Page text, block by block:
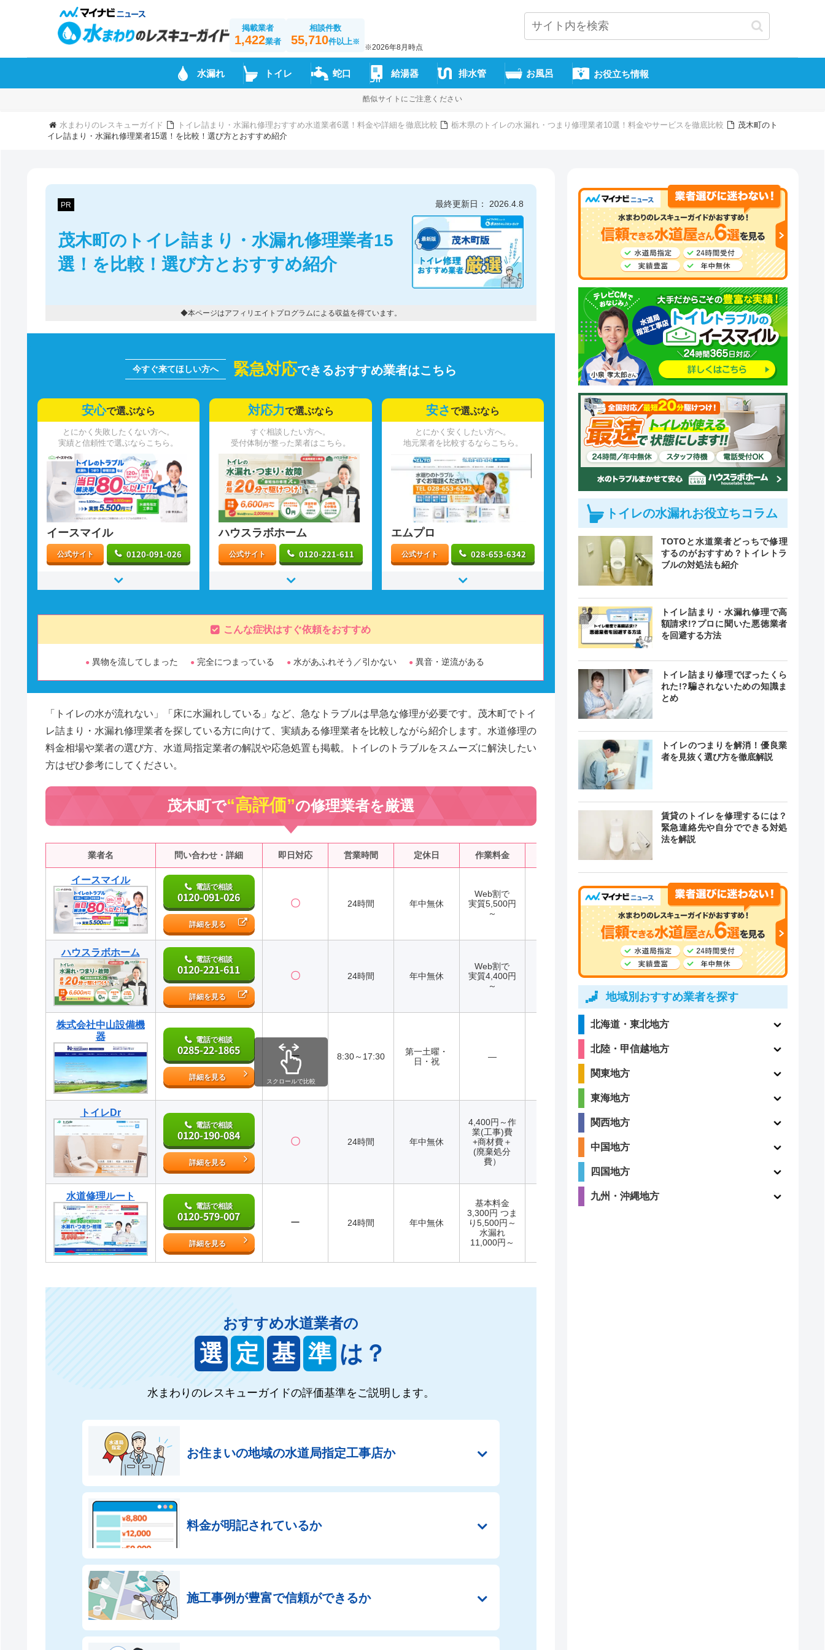
掲載業者
1,422業者
相談件数
55,710件以上※
※2026年8月時点
水漏れ トイレ 蛇口 給湯器 排水管 お風呂 お役立ち情報
酷似サイトにご注意ください
水まわりのレスキューガイド トイレ詰まり・水漏れ修理おすすめ水道業者6選！料金や詳細を徹底比較 栃木県のトイレの水漏れ・つまり修理業者10選！料金やサービスを徹底比較
茂木町のト
イレ詰まり・水漏れ修理業者15選！を比較！選び方とおすすめ紹介
PR
茂木町のトイレ詰まり・水漏れ修理業者15
選！を比較！選び方とおすすめ紹介
最終更新日： 2026.4.8
◆本ページはアフィリエイトプログラムによる収益を得ています。
緊急対応できるおすすめ業者はこちら
安心で選ぶなら
とにかく失敗したくない方へ。
実績と信頼性で選ぶならこちら。
イースマイル
公式サイト 0120-091-026
対応力で選ぶなら
すぐ相談したい方へ。
受付体制が整った業者はこちら。
ハウスラボホーム
公式サイト 0120-221-611
安さで選ぶなら
とにかく安くしたい方へ。
地元業者を比較するならこちら。
エムプロ
公式サイト 028-653-6342
こんな症状はすぐ依頼をおすすめ
異物を流してしまった 完全につまっている 水があふれそう／引かない 異音・逆流がある
「トイレの水が流れない」「床に水漏れしている」など、急なトラブルは早急な修理が必要です。茂木町でトイ
レ詰まり・水漏れ修理業者を探している方に向けて、実績ある修理業者を比較しながら紹介します。水道修理の
料金相場や業者の選び方、水道局指定業者の解説や応急処置も掲載。トイレのトラブルをスムーズに解決したい
方はぜひ参考にしてください。
茂木町で“高評価”の修理業者を厳選
業者名 問い合わせ・詳細 即日対応 営業時間 定休日 作業料金 クチコミ
イースマイル
電話で相談
0120-091-026
詳細を見る
〇 24時間 年中無休
Web割で
実質5,500円
～
4.1
（198件）
ハウスラボホーム
電話で相談
0120-221-611
詳細を見る
〇 24時間 年中無休
Web割で
実質4,400円
～
ー
株式会社中山設備機
器
電話で相談
0285-22-1865
詳細を見る
ー 8:30～17:30
第一土曜・
日・祝
―
4.3
（7件）
トイレDr
電話で相談
0120-190-084
詳細を見る
〇 24時間 年中無休
4,400円～作
業(工事)費
+商材費＋
(廃棄処分
費）
（1件）
水道修理ルート
電話で相談
0120-579-007
詳細を見る
ー 24時間 年中無休
基本料金
3,300円 つま
り5,500円～
水漏れ
11,000円～
スクロールで比較
おすすめ水道業者の
選 定 基 準 は？
水まわりのレスキューガイドの評価基準をご説明します。
お住まいの地域の水道局指定工事店か
料金が明記されているか
施工事例が豊富で信頼ができるか
トイレの水漏れお役立ちコラム
TOTOと水道業者どっちで修理
するのがおすすめ？トイレトラ
ブルの対処法も紹介
トイレ詰まり・水漏れ修理で高
額請求!?プロに聞いた悪徳業者
を回避する方法
トイレ詰まり修理でぼったくら
れた!?騙されないための知識ま
とめ
トイレのつまりを解消！優良業
者を見抜く選び方を徹底解説
賃貸のトイレを修理するには？
緊急連絡先や自分でできる対処
法を解説
地域別おすすめ業者を探す
北海道・東北地方
北陸・甲信越地方
関東地方
東海地方
関西地方
中国地方
四国地方
九州・沖縄地方